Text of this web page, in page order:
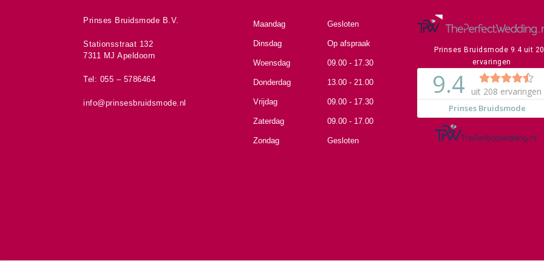
Prinses Bruidsmode B.V.
Stationsstraat 132
7311 MJ Apeldoorn
Tel: 055 – 5786464
info@prinsesbruidsmode.nl
Maandag Gesloten
Dinsdag Op afspraak
Woensdag 09.00 - 17.30
Donderdag 13.00 - 21.00
Vrijdag 09.00 - 17.30
Zaterdag 09.00 - 17.00
Zondag Gesloten
Prinses Bruidsmode 9.4uit
ervaringen